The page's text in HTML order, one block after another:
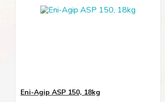
Eni-Agip ASP 150, 18kg